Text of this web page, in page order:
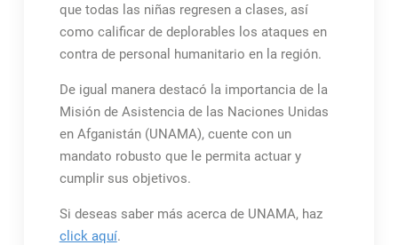
que todas las niñas regresen a clases, así
como calificar de deplorables los ataques en
contra de personal humanitario en la región.
De igual manera destacó la importancia de la
Misión de Asistencia de las Naciones Unidas
en Afganistán (UNAMA), cuente con un
mandato robusto que le permita actuar y
cumplir sus objetivos.
Si deseas saber más acerca de UNAMA, haz
click aquí.